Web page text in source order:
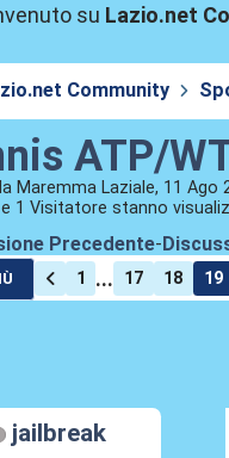
su Lazio.net
Community
ATP/
Maremma Laziale, 11 Ago
1 Visitatore stanno
Precedente-
1 ... 17 18 19
jailbreak